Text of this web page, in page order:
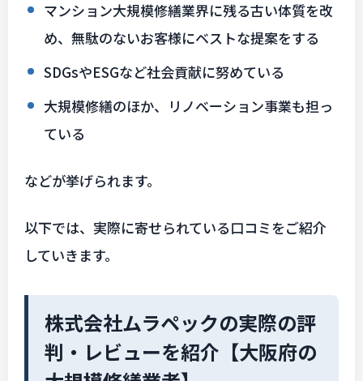
マンション大規模修繕業界に残る古い体質を改
め、無駄のないお客様にベストな提案をする
SDGsやESGなど社会貢献に努めている
大規模修繕のほか、リノベーション事業も担っ
ている
などが挙げられます。
以下では、実際に寄せられている口コミをご紹介
していきます。
株式会社ムラペックの実際の評
判・レビューを紹介【大阪府の